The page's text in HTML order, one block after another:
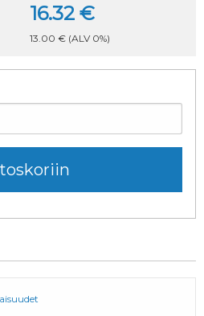
16.32 €
13.00 € (ALV 0%)